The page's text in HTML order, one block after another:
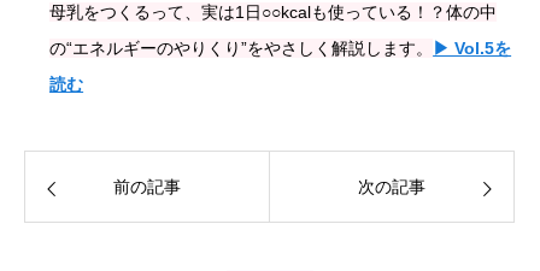
母乳をつくるって、実は1日○○kcalも使っている！？体の中
の“エネルギーのやりくり”をやさしく解説します。
▶ Vol.5を
読む
前の記事 次の記事